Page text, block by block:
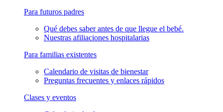
Para futuros padres
Qué debes saber antes de que llegue el bebé.
Nuestras afiliaciones hospitalarias
Para familias existentes
Calendario de visitas de bienestar
Preguntas frecuentes y enlaces rápidos
Clases y eventos